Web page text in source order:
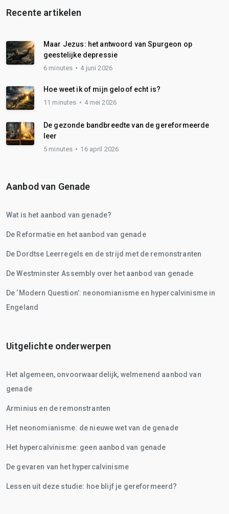
Recente artikelen
Maar Jezus: het antwoord van Spurgeon op
geestelijke depressie
6 minutes 4 juni 2026
Hoe weet ik of mijn geloof echt is?
11 minutes 4 mei 2026
De gezonde bandbreedte van de gereformeerde
leer
5 minutes 16 april 2026
Aanbod van Genade
Wat is het aanbod van genade?
De Reformatie en het aanbod van genade
De Dordtse Leerregels en de strijd met de remonstranten
De Westminster Assembly over het aanbod van genade
De ‘Modern Question’: neonomianisme en hypercalvinisme in
Engeland
Uitgelichte onderwerpen
Het algemeen, onvoorwaardelijk, welmenend aanbod van
genade
Arminius en de remonstranten
Het neonomianisme: de nieuwe wet van de genade
Het hypercalvinisme: geen aanbod van genade
De gevaren van het hypercalvinisme
Lessen uit deze studie: hoe blijf je gereformeerd?